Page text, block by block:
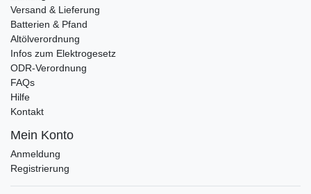
Versand & Lieferung
Batterien & Pfand
Altölverordnung
Infos zum Elektrogesetz
ODR-Verordnung
FAQs
Hilfe
Kontakt
Mein Konto
Anmeldung
Registrierung